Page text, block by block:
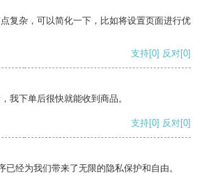
复杂，可以简化一下，比如将设置页面进行优
支持[0] 反对[0]
我下单后很快就能收到商品。
支持[0] 反对[0]
已经为我们带来了无限的隐私保护和自由。